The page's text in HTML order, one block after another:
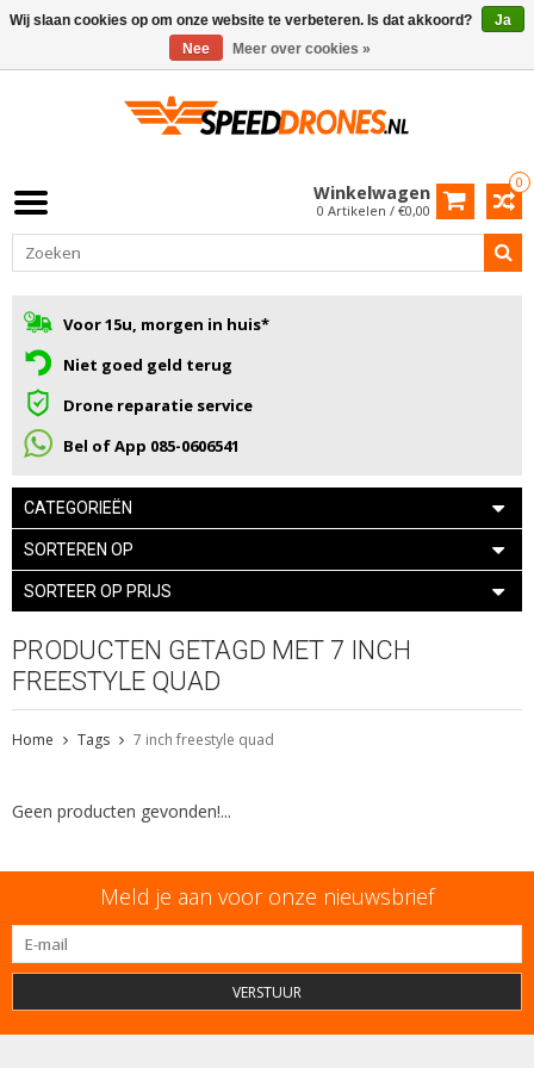
0
Winkelwagen
0 Artikelen / €0,00
Voor 15u, morgen in huis*
Niet goed geld terug
Drone reparatie service
Bel of App 085-0606541
CATEGORIEËN
SORTEREN OP
SORTEER OP PRIJS
PRODUCTEN GETAGD MET 7 INCH
FREESTYLE QUAD
Home Tags 7 inch freestyle quad
Geen producten gevonden!...
Meld je aan voor onze nieuwsbrief
VERSTUUR
Wij slaan cookies op om onze website te verbeteren. Is dat akkoord?
Ja
Nee
Meer over cookies »